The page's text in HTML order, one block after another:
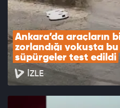
Ankara’da araçların
zorlandığı yokuşta
süpürgeler test edildi
İZLE